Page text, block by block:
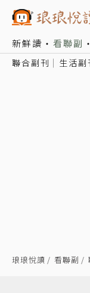
新鮮讀 看聯副
聯合副刊 生活副
琅琅悅讀 看聯副